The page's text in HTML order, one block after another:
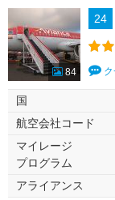
84
24
ク
国
航空会社コード
マイレージ
プログラム
アライアンス